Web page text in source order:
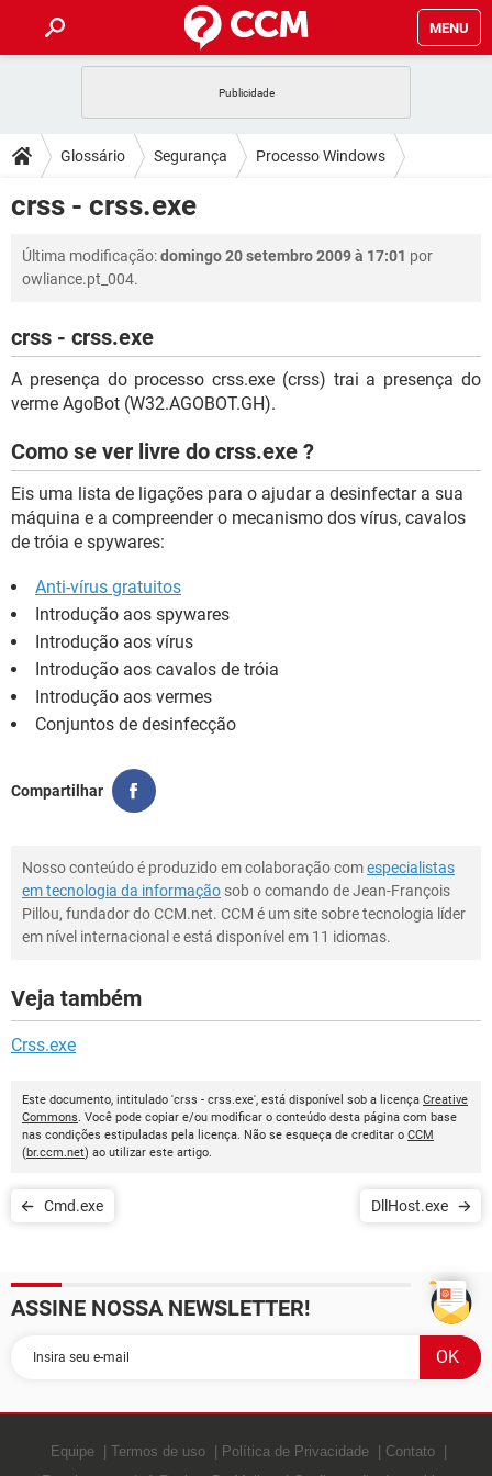
MENU
CELULAR FACEBOOK
OUTLOOK
GUIA DE COMPRAS
DICAS
JOGOS
CELULAR
OUTLOOK EXCEL
GUIA DE COMPRAS
DOWNLOADS
CELULAR
INSTAGRAM
GUIA DE COMPRAS
FÓRUM
CELULAR
EXCEL
INSTAGRAM GMAIL
GUIA DE COMPRAS
JOGOS
CELULAR FACEBOOK
INSTAGRAM GMAIL
GUIA DE COMPRAS
Glossário Segurança Processo Windows
crss - crss.exe
Última modificação:domingo 20 setembro 2009 à 17:01 por
owliance.pt_004.
crss - crss.exe
A presença do processo crss.exe (crss) trai a presença do
verme AgoBot (W32.AGOBOT.GH).
Como se ver livre do crss.exe ?
Eis uma lista de ligações para o ajudar a desinfectar a sua
máquina e a compreender o mecanismo dos vírus, cavalos
de tróia e spywares:
Anti-vírus gratuitos
Introdução aos spywares
Introdução aos vírus
Introdução aos cavalos de tróia
Introdução aos vermes
Conjuntos de desinfecção
Compartilhar
Nosso conteúdo é produzido em colaboração comespecialistas
em tecnologia da informação sob o comando de Jean-François
Pillou, fundador do CCM.net. CCM é um site sobre tecnologia líder
em nível internacional e está disponível em 11 idiomas.
Veja também
Crss.exe
Este documento, intitulado 'crss - crss.exe', está disponível sob a licença Creative
Commons. Você pode copiar e/ou modificar o conteúdo desta página com base
nas condições estipuladas pela licença. Não se esqueça de creditar o CCM
(br.ccm.net) ao utilizar este artigo.
Cmd.exe DllHost.exe
ASSINE NOSSA NEWSLETTER!
Equipe Termos de uso Política de Privacidade
Contato